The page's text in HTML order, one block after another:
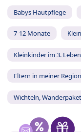
Babys Hautpflege
7-12 Monate
Kleinkinder im 3.
Eltern in meiner Region
Wichteln,